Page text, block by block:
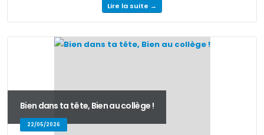
Lire la suite →
Bien dans ta tête, Bien au collège !
22/05/2026